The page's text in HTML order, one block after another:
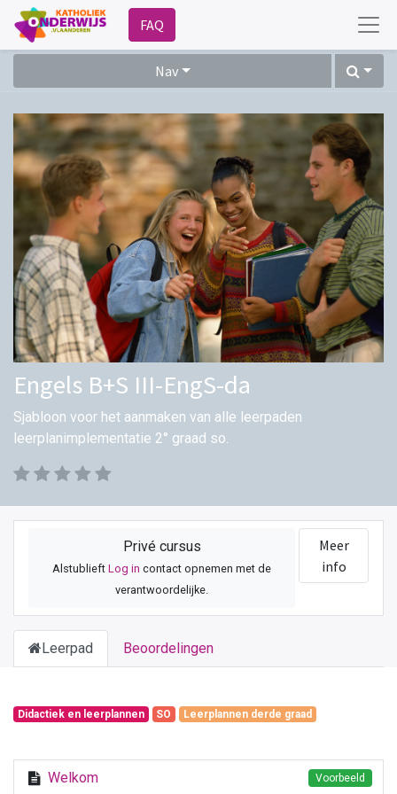
FAQ
Nav
Engels B+S III-EngS-da
Sjabloon voor het aanmaken van alle leerpaden
leerplanimplementatie 2° graad so.
Privé cursus
AlstublieftLog in contact opnemen met de
verantwoordelijke.
Meer
info
Leerpad Beoordelingen
Didactiek en leerplannen SO Leerplannen derde graad
Welkom Voorbeeld